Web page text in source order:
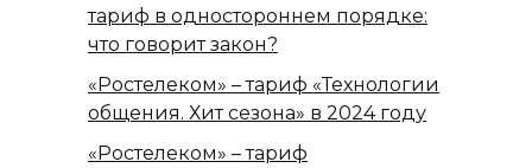
тариф в одностороннем порядке:
что говорит закон?
«Ростелеком» – тариф «Технологии
общения. Хит сезона» в 2024 году
«Ростелеком» – тариф